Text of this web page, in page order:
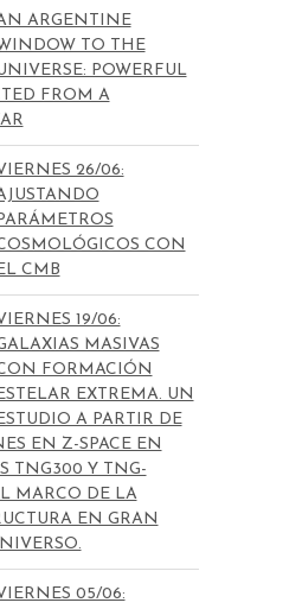
ARGENTINE
TO THE
POWERFUL
FROM A
26/06:
CON
CMB
19/06:
MASIVAS
FORMACIÓN
EXTREMA. UN
A PARTIR DE
EN Z-SPACE EN
TNG300 Y TNG-
MARCO DE LA
EN GRAN
05/06: